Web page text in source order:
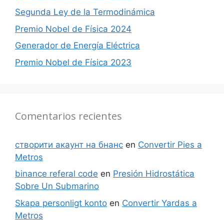
Segunda Ley de la Termodinámica
Premio Nobel de Física 2024
Generador de Energía Eléctrica
Premio Nobel de Física 2023
Comentarios recientes
створити акаунт на бнанс en Convertir Pies a
Metros
binance referal code en Presión Hidrostática
Sobre Un Submarino
Skapa personligt konto en Convertir Yardas a
Metros